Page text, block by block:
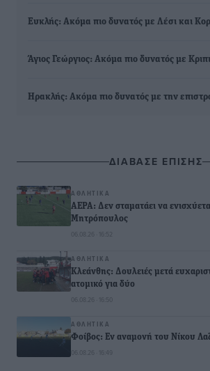
Ευκλής: Ακόμα πιο δυνατός με Λέσι και
Άγιος Γεώργιος: Ακόμα πιο δυνατός με
Ηρακλής: Ακόμα πιο δυνατός με την
ΔΙΑΒΑΣΕ ΕΠΙΣΗΣ
ΑΘΛΗΤΙΚΆ
ΑΕΡΑ: Δεν σταματάει να
Μητρόπουλος
06.08.26 · 16:52
ΑΘΛΗΤΙΚΆ
Κλεάνθης: Δουλειές μετά
ατομικό για δύο
06.08.26 · 16:50
ΑΘΛΗΤΙΚΆ
Φοίβος: Εν αναμονή του Νίκου
06.08.26 · 16:49